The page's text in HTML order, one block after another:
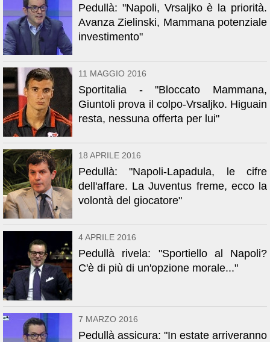
Pedullà: "Napoli, Vrsaljko è la priorità.
Avanza Zielinski, Mammana potenziale
investimento"
11 MAGGIO 2016
Sportitalia - "Bloccato Mammana,
Giuntoli prova il colpo-Vrsaljko. Higuain
resta, nessuna offerta per lui"
18 APRILE 2016
Pedullà: "Napoli-Lapadula, le cifre
dell'affare. La Juventus freme, ecco la
volontà del giocatore"
4 APRILE 2016
Pedullà rivela: "Sportiello al Napoli?
C'è di più di un'opzione morale..."
7 MARZO 2016
Pedullà assicura: "In estate arriveranno